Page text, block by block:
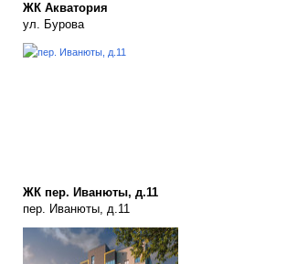
ЖК Акватория
ул. Бурова
ЖК пер. Иванюты, д.11
пер. Иванюты, д.11